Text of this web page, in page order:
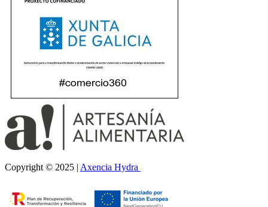
Copyright © 2025 | Axencia Hydra